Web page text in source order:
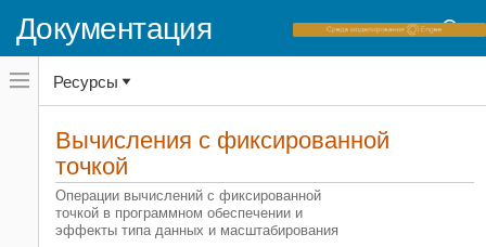
Документация
Переключатель
навигационного
меню
переключатель
навигационного
Fixed-Point Designer
Фиксированная точка и основы с
плавающей точкой
Концепции фиксированной точки
Ресурсы
Вычисления с фиксированной
точкой
Операции вычислений с фиксированной
точкой в программном обеспечении и
эффекты типа данных и масштабирования